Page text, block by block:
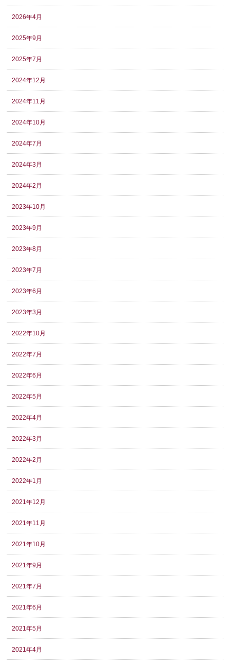
2026年4月
2025年9月
2025年7月
2024年12月
2024年11月
2024年10月
2024年7月
2024年3月
2024年2月
2023年10月
2023年9月
2023年8月
2023年7月
2023年6月
2023年3月
2022年10月
2022年7月
2022年6月
2022年5月
2022年4月
2022年3月
2022年2月
2022年1月
2021年12月
2021年11月
2021年10月
2021年9月
2021年7月
2021年6月
2021年5月
2021年4月